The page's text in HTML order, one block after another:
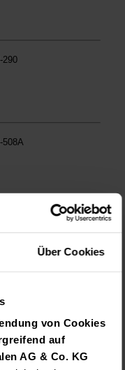
Über Cookies
von Cookies
auf
AG & Co. KG